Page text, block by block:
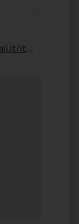
https://www.ostiaantica.beniculturali.it/it/eventi/giornate-europee-del-patrimonio-2023-al-parco-archeologico-di-ostia-antica/